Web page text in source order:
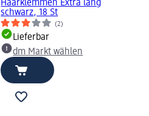
Haarklemmen Extra lang
schwarz, 18 St
(2)
Lieferbar
dm Markt wählen